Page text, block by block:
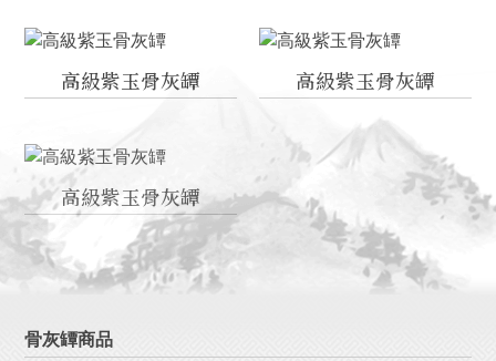
高級紫玉骨灰罈 高級紫玉骨灰罈
高級紫玉骨灰罈
骨灰罈商品